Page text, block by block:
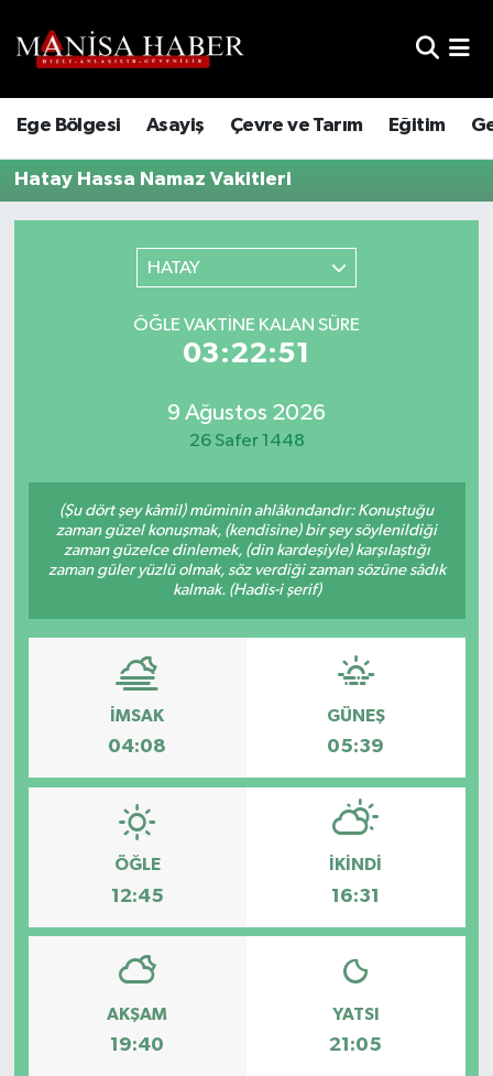
Ege Bölgesi Asayiş Çevre ve Tarım Eğitim
Hatay Hassa Namaz Vakitleri
HATAY
ÖĞLE VAKTINE KALAN SÜRE
03:22:51
9 Ağustos 2026
26 Safer 1448
(Şu dört şey kâmil) müminin ahlâkındandır: Konuştuğu
zaman güzel konuşmak, (kendisine) bir şey söylenildiği
zaman güzelce dinlemek, (din kardeşiyle) karşılaştığı
zaman güler yüzlü olmak, söz verdiği zaman sözüne sâdık
kalmak. (Hadis-i şerif)
İMSAK
04:08
GÜNEŞ
05:39
ÖĞLE
12:45
İKINDI
16:31
AKŞAM
19:40
YATSI
21:05
Trafik Durumu
Tüm Manşetler